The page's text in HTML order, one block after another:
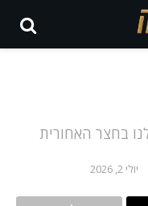
בחצר האחורית
יולי 2, 2026